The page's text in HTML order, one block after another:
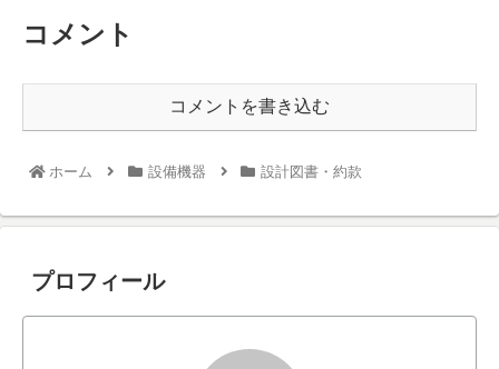
コメント
コメントを書き込む
ホーム 設備機器 設計図書・約款
プロフィール